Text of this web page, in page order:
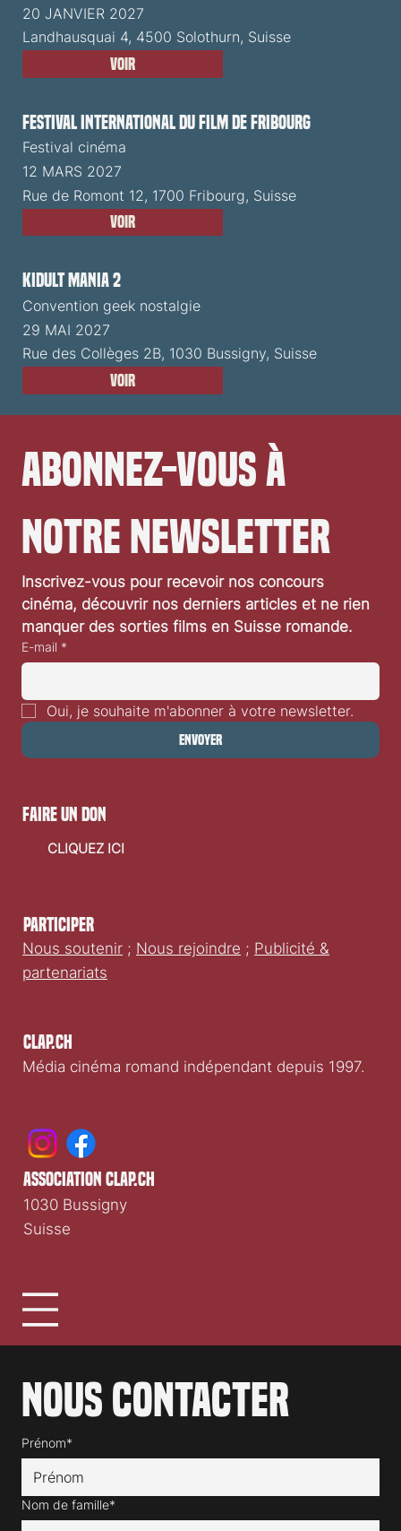
20 JANVIER 2027
Landhausquai 4, 4500 Solothurn, Suisse
Voir
Festival International du Film de Fribourg
Festival cinéma
12 MARS 2027
Rue de Romont 12, 1700 Fribourg, Suisse
Voir
Kidult Mania 2
Convention geek nostalgie
29 MAI 2027
Rue des Collèges 2B, 1030 Bussigny, Suisse
Voir
Abonnez-vous à
notre newsletter
Inscrivez-vous pour recevoir nos concours
cinéma, découvrir nos derniers articles et ne rien
manquer des sorties films en Suisse romande.
E-mail *
Oui, je souhaite m'abonner à votre newsletter.
Envoyer
Clap.ch
Média cinéma romand indépendant depuis 1997.
Participer
Nous soutenir ; Nous rejoindre ; Publicité &
partenariats
Nous contacter
Prénom*
Nom de famille*
faire un don
CLIQUEZ ICI
association clap.ch
1030 Bussigny
Suisse